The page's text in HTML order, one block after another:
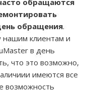
обращаются
обращения.
нашим клиентам и
в день
что это возможно,
имеются все
возможность